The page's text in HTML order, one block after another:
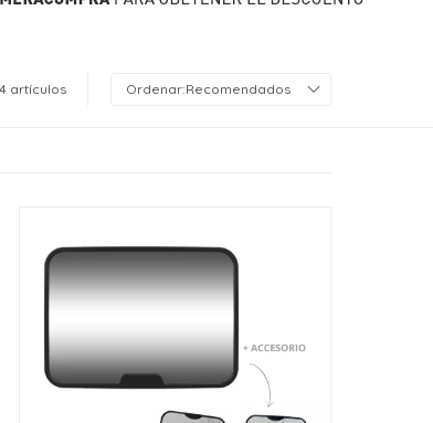
artículos Recomendados